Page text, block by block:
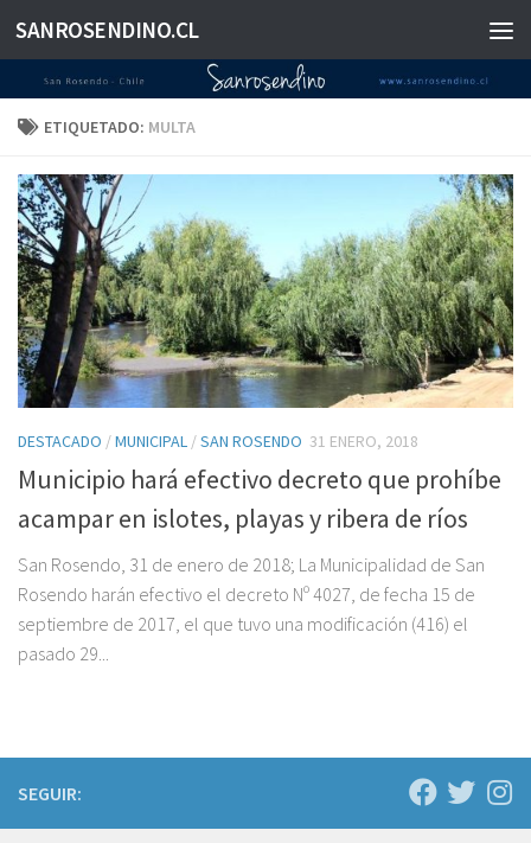
Saltar al contenido
SANROSENDINO.CL
ETIQUETADO: MULTA
DESTACADO /MUNICIPAL /SAN ROSENDO 31 ENERO, 2018
Municipio hará efectivo decreto que prohíbe
acampar en islotes, playas y ribera de ríos
San Rosendo, 31 de enero de 2018; La Municipalidad de San
Rosendo harán efectivo el decreto Nº 4027, de fecha 15 de
septiembre de 2017, el que tuvo una modificación (416) el
pasado 29...
SEGUIR: